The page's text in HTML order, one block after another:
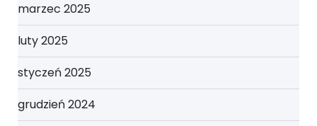
marzec 2025
luty 2025
styczeń 2025
grudzień 2024